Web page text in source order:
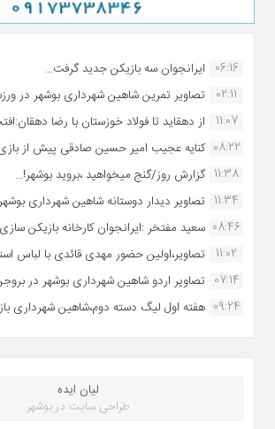
06:16 ایرانجوان سه بازیکن جدید گرفت...
02:11
تصاویر تمرین شاهین شهردارى بوشهر در
11:07
از دهقاید تا فولاد خوزستان با رضا
08:22 کنایه عجیب امیر حسین صادقی پیش از
11:38 گزارش روز/گنج میخواهید ،بروید بوشهر!...
11:34 تصاویر دیدار دوستانه شاهین شهردارى
08:46 سعید مفتخر :ایرانجوان کارخانه بازیکن سازی
11:02
تصاویر،اولین حضور مهدی قائدی با لباس
07:14 تصاویر اردو شاهین شهرداری بوشهر در
09:24 هفته اول لیگ دسته دوم،شاهین شهرداری
لیان ایده
طراحی سایت در بوشهر